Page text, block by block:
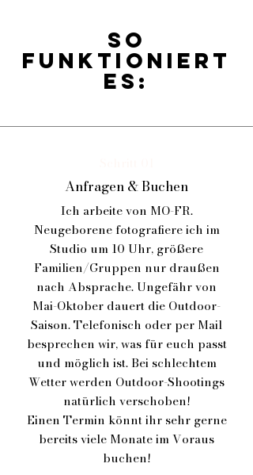
So
funktioniert
es:
Anfragen & Buchen
Ich arbeite von MO-FR.
Neugeborene fotografiere ich im
Studio um 10 Uhr, größere
Familien/Gruppen nur draußen
nach Absprache. Ungefähr von
Mai-Oktober dauert die Outdoor-
Saison. Telefonisch oder per Mail
besprechen wir, was für euch passt
und möglich ist. Bei schlechtem
Wetter werden Outdoor-Shootings
natürlich verschoben!
Einen Termin könnt ihr sehr gerne
bereits viele Monate im Voraus
buchen!